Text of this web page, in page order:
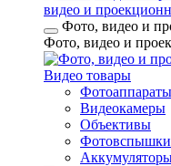
видео и
Фото, видео и
Фото, видео и
Видео товары
Фотоаппараты
Видеокамеры
Объективы
Фотовспышки